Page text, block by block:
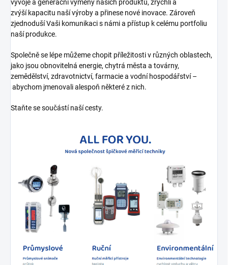
vývoje a generační výměny našich produktů, zrychlí a
zvýší kapacitu naší výroby a přinese nové inovace. Zároveň
zjednoduší Vaši komunikaci s námi a přístup k celému portfoliu
naší produkce.
Společně se lépe můžeme chopit příležitosti v různých oblastech,
jako jsou obnovitelná energie, chytrá města a továrny,
zemědělství, zdravotnictví, farmacie a vodní hospodářství –
abychom jmenovali alespoň některé z nich.
Staňte se součástí naší cesty.